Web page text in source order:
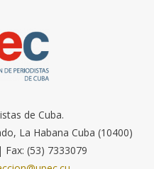
de Cuba.
La Habana Cuba (10400)
(53) 7333079